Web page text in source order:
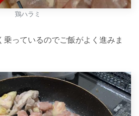
鶏ハラミ
乗っているのでご飯がよく進みま